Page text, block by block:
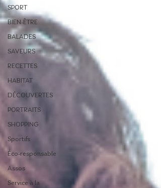
SPORT
BIEN-ÊTRE
BALADES
SAVEURS
RECETTES
HABITAT
DÉCOUVERTES
PORTRAITS
SHOPPING
Sportifs
Éco-responsable
Assos
Service à la